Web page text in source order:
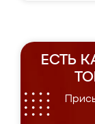
ЕСТЬ